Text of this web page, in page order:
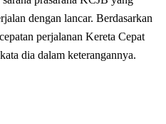
dengan lancar. Berdasarkan
perjalanan Kereta Cepat
dia dalam keterangannya.